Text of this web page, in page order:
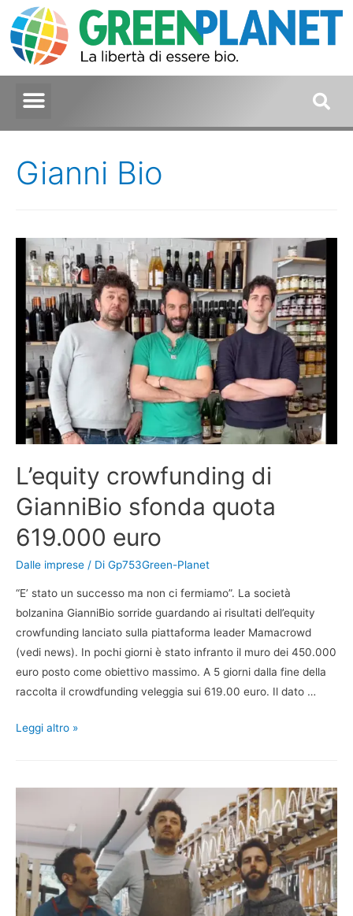
Gianni Bio
L’equity crowfunding di
GianniBio sfonda quota
619.000 euro
Dalle imprese / Di Gp753Green-Planet
“E’ stato un successo ma non ci fermiamo”. La società
bolzanina GianniBio sorride guardando ai risultati dell’equity
crowfunding lanciato sulla piattaforma leader Mamacrowd
(vedi news). In pochi giorni è stato infranto il muro dei 450.000
euro posto come obiettivo massimo. A 5 giorni dalla fine della
raccolta il crowdfunding veleggia sui 619.00 euro. Il dato …
Leggi altro »